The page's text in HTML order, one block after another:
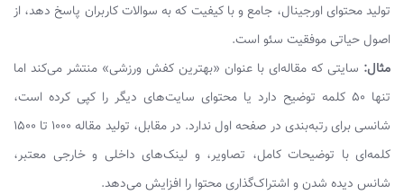
تولید محتوای اورجینال، جامع و با کیفیت که به سوالات کاربران پاسخ دهد، از
اصول حیاتی موفقیت سئو است.
مثال: سایتی که مقاله‌ای با عنوان «بهترین کفش ورزشی» منتشر می‌کند اما
تنها ۵۰ کلمه توضیح دارد یا محتوای سایت‌های دیگر را کپی کرده است،
شانسی برای رتبه‌بندی در صفحه اول ندارد. در مقابل، تولید مقاله ۱۰۰۰ تا ۱۵۰۰
کلمه‌ای با توضیحات کامل، تصاویر، و لینک‌های داخلی و خارجی معتبر،
شانس دیده شدن و اشتراک‌گذاری محتوا را افزایش می‌دهد.